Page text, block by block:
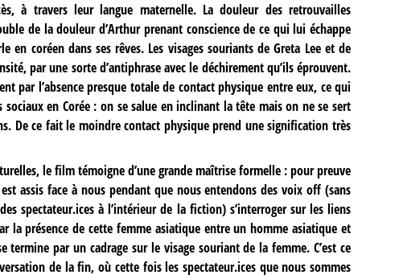
à travers leur langue maternelle. La douleur des retrouvailles
de la douleur d’Arthur prenant conscience de ce qui lui échappe
en coréen dans ses rêves. Les visages souriants de Greta Lee et de
par une sorte d’antiphrase avec le déchirement qu’ils éprouvent.
par l’absence presque totale de contact physique entre eux, ce qui
sociaux en Corée : on se salue en inclinant la tête mais on ne se sert
De ce fait le moindre contact physique prend une signification très
le film témoigne d’une grande maîtrise formelle : pour preuve
assis face à nous pendant que nous entendons des voix off (sans
spectateur.ices à l’intérieur de la fiction) s’interroger sur les liens
la présence de cette femme asiatique entre un homme asiatique et
termine par un cadrage sur le visage souriant de la femme. C’est ce
de la fin, où cette fois les spectateur.ices que nous sommes